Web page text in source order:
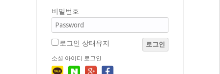
비밀번호
로그인 상태유지 로그인
소셜 아이디 로그인